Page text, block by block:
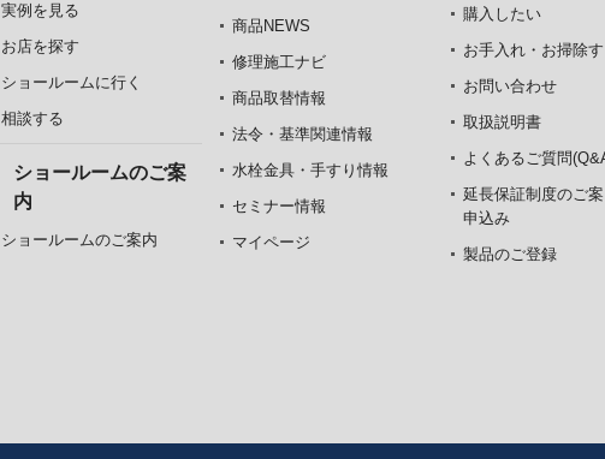
実例を見る
お店を探す
ショールームに行く
相談する
ショールームのご案
内
ショールームのご案内
商品NEWS
修理施工ナビ
商品取替情報
法令・基準関連情報
水栓金具・手すり情報
セミナー情報
マイページ
購入したい
お手入れ・お掃除
お問い合わせ
取扱説明書
よくあるご質問
延長保証制度のご
申込み
製品のご登録